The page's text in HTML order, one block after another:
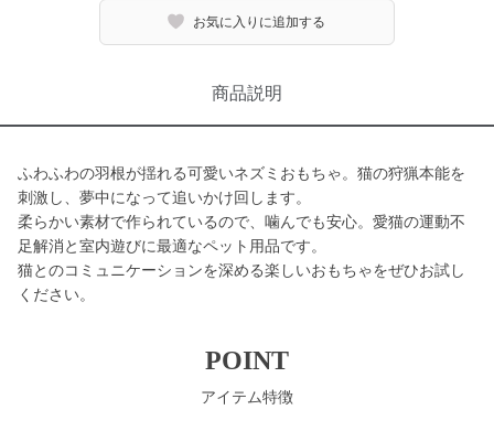
お気に入りに追加する
商品説明
ふわふわの羽根が揺れる可愛いネズミおもちゃ。猫の狩猟本能を
刺激し、夢中になって追いかけ回します。
柔らかい素材で作られているので、噛んでも安心。愛猫の運動不
足解消と室内遊びに最適なペット用品です。
猫とのコミュニケーションを深める楽しいおもちゃをぜひお試し
ください。
POINT
アイテム特徴